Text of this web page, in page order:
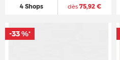
4 Shops dès 75,92 €
-33 %*